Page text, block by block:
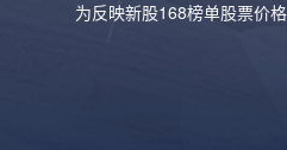
为反映新股168榜单股票价